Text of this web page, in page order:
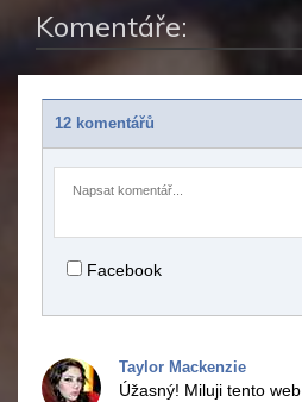
Komentáře:
12 komentářů
Facebook
Taylor Mackenzie
Úžasný! Miluji tento web